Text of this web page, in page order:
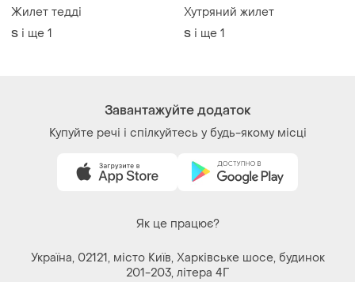
Жилет тедді
S і ще 1
Хутряний жилет
S і ще 1
Завантажуйте додаток
Купуйте речі і спілкуйтесь у будь-якому місці
Як це працює?
Україна, 02121, місто Київ, Харківське шосе, будинок
201-203, літера 4Г